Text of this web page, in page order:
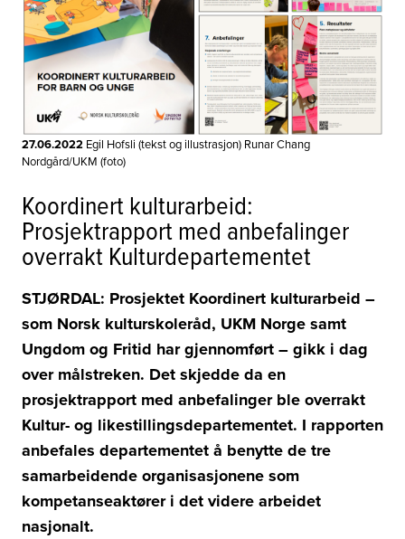
27.06.2022 Egil Hofsli (tekst og illustrasjon) Runar Chang
Nordgård/UKM (foto)
Koordinert kulturarbeid:
Prosjektrapport med anbefalinger
overrakt Kulturdepartementet
STJØRDAL: Prosjektet Koordinert kulturarbeid –
som Norsk kulturskoleråd, UKM Norge samt
Ungdom og Fritid har gjennomført – gikk i dag
over målstreken. Det skjedde da en
prosjektrapport med anbefalinger ble overrakt
Kultur- og likestillingsdepartementet. I rapporten
anbefales departementet å benytte de tre
samarbeidende organisasjonene som
kompetanseaktører i det videre arbeidet
nasjonalt.